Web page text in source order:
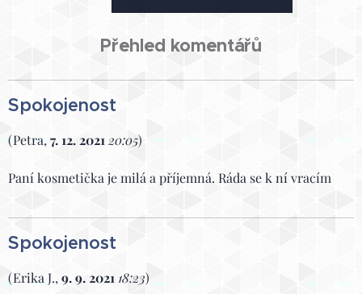
Přehled komentářů
Spokojenost
(Petra,7. 12. 202120:05)
Paní kosmetička je milá a příjemná. Ráda se k ní vracím
Spokojenost
(Erika J.,9. 9. 2021 18:23)